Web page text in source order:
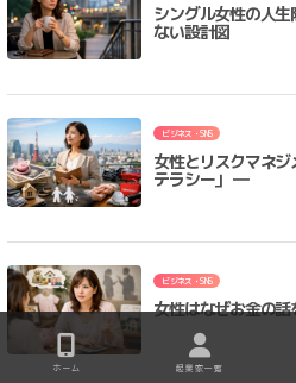
ホーム 起業家一覧
シングル女性の人
ない設計図
ビジネス・SNS
女性とリスクマネ
テラシー」 ―
ビジネス・SNS
女性はなぜお金の